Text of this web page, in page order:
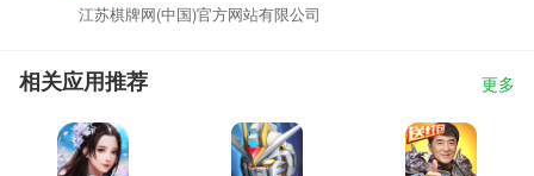
江苏棋牌网(中国)官方网站有限公司
相关应用推荐 更多